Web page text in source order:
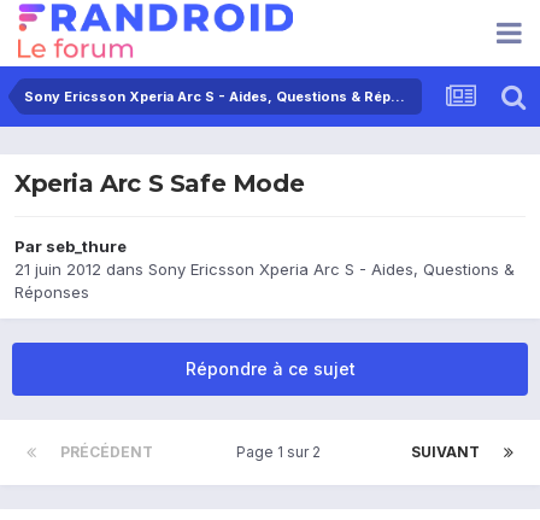
Sony Ericsson Xperia Arc S - Aides, Questions & Réponses
Xperia Arc S Safe Mode
Par seb_thure
21 juin 2012 dans Sony Ericsson Xperia Arc S - Aides, Questions &
Réponses
Répondre à ce sujet
PRÉCÉDENT SUIVANT
Page 1 sur 2